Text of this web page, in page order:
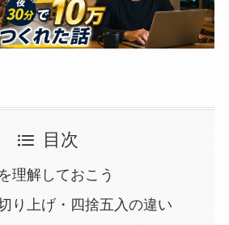
目次
理解しておこう
り上げ・四捨五入の違い